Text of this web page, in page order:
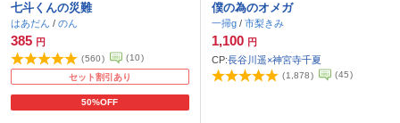
七斗くんの災難
はあだん / のん
385 円
50%OFF
(560) (10)
セット割引あり
僕の為のオメガ
一掃g / 市梨きみ
1,100 円
CP:長谷川遥×神宮寺千夏
( 1,878) (45)